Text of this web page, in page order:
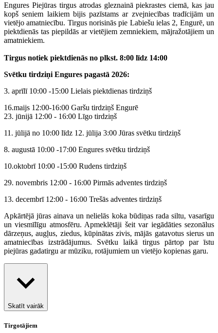
Engures Piejūras tirgus atrodas gleznainā piekrastes ciemā, kas jau
kopš seniem laikiem bijis pazīstams ar zvejniecības tradīcijām un
vietējo amatniecību. Tirgus norisinās pie Labiešu ielas 2, Engurē, un
piektdienās tas piepildās ar vietējiem zemniekiem, mājražotājiem un
amatniekiem.
Tirgus notiek piektdienās no plkst. 8:00 līdz 14:00
Svētku tirdziņi Engures pagastā 2026:
3. aprīlī 10:00 -15:00 Lielais piektdienas tirdziņš
16.maijs 12:00-16:00 Garšu tirdziņš Engurē
23. jūnijā 12:00 - 16:00 Līgo tirdziņš
11. jūlijā no 10:00 līdz 12. jūlija 3:00 Jūras svētku tirdziņš
8. augustā 10:00 -17:00 Engures svētku tirdziņš
10.oktobrī 10:00 -15:00 Rudens tirdziņš
29. novembris 12:00 - 16:00 Pirmās adventes tirdziņš
13. decembrī 12:00 - 16:00 Trešās adventes tirdziņš
Apkārtējā jūras ainava un nelielās koka būdiņas rada siltu, vasarīgu
un viesmīlīgu atmosfēru. Apmeklētāji šeit var iegādāties sezonālus
dārzeņus, augļus, ziedus, kūpinātas zivis, mājās gatavotus sierus un
amatniecības izstrādājumus. Svētku laikā tirgus pārtop par īstu
piejūras gadatirgu ar mūziku, rotājumiem un vietējo kopienas garu.
Skatīt vairāk
Tirgotājiem